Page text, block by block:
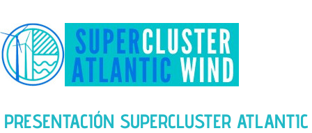
PRESENTACIÓN SUPERCLUSTER ATLANTIC